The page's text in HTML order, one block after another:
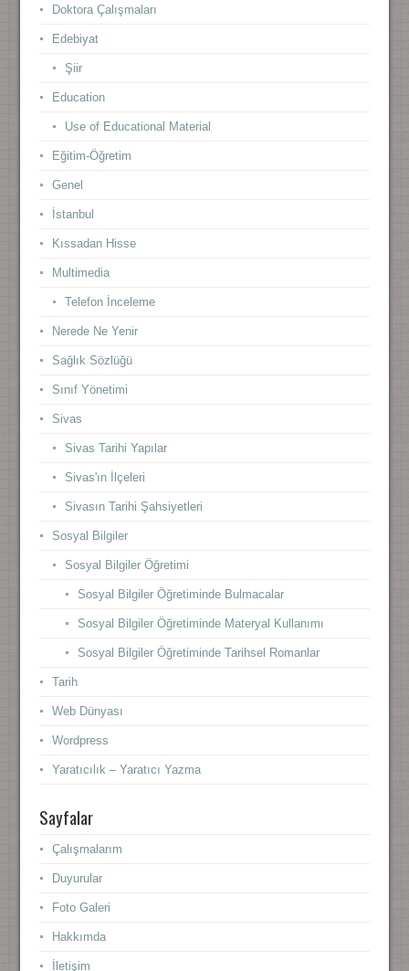
Doktora Çalışmaları
Edebiyat
Şiir
Education
Use of Educational Material
Eğitim-Öğretim
Genel
İstanbul
Kıssadan Hisse
Multimedia
Telefon İnceleme
Nerede Ne Yenir
Sağlık Sözlüğü
Sınıf Yönetimi
Sivas
Sivas Tarihi Yapılar
Sivas'ın İlçeleri
Sivasın Tarihi Şahsiyetleri
Sosyal Bilgiler
Sosyal Bilgiler Öğretimi
Sosyal Bilgiler Öğretiminde Bulmacalar
Sosyal Bilgiler Öğretiminde Materyal Kullanımı
Sosyal Bilgiler Öğretiminde Tarihsel Romanlar
Tarih
Web Dünyası
Wordpress
Yaratıcılık – Yaratıcı Yazma
Sayfalar
Çalışmalarım
Duyurular
Foto Galeri
Hakkımda
İletişim